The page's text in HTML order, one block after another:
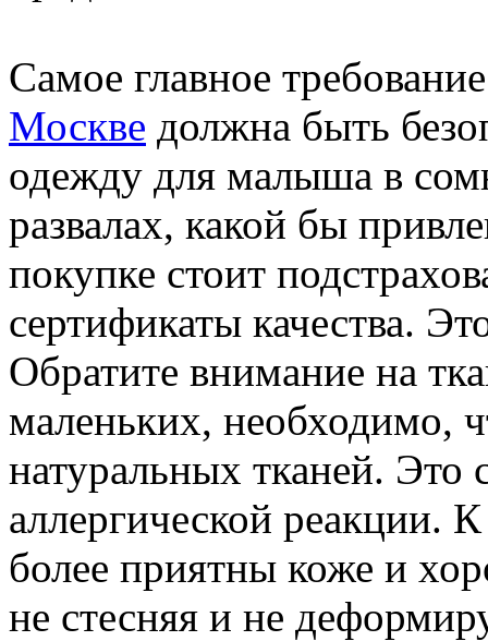
Самое главное
Москве должна быть
одежду для малыша в
развалах, какой бы
покупке стоит
сертификаты качества.
Обратите внимание на
маленьких, необходимо,
натуральных тканей. Это
аллергической реакции.
более приятны коже и
не стесняя и не